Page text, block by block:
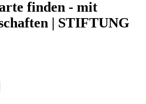
finden - mit
| STIFTUNG